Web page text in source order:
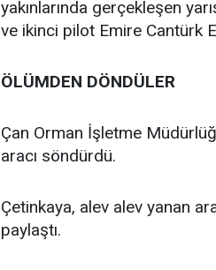
yakınlarında gerçekleşen
ve ikinci pilot Emire Cantürk
ÖLÜMDEN DÖNDÜLER
Çan Orman İşletme
aracı söndürdü.
Çetinkaya, alev alev yanan
paylaştı.